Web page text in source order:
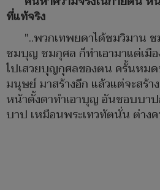
ที่แท้จริง
"..พวกเทพยดาได้ชมวิมาน
ชมบุญ ชมกุศล ก็ทำเอามาแต่เมื
ไปเสวยบุญกุศลของตน ครั้นหม
มนุษย์ มาสร้างอีก แล้วแต่จะสร้
หน้าตั้งตาทำเอาบุญ อันชอบบา
บาป เหมือนพระเทวทัตนั่น ต่าง